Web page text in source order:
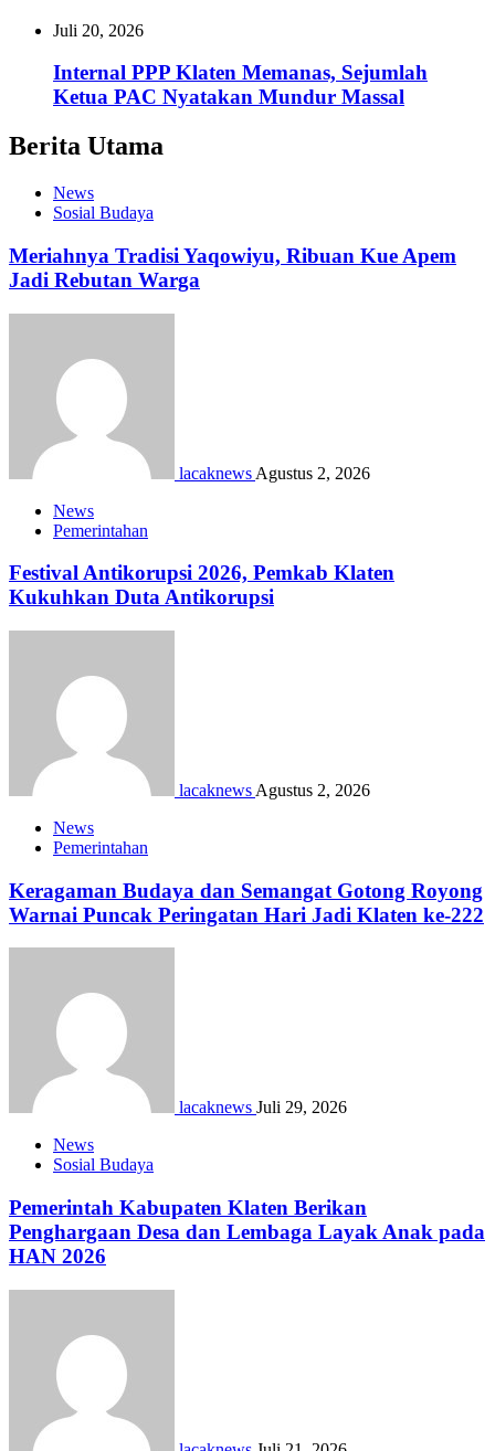
Juli 20, 2026
Internal PPP Klaten Memanas, Sejumlah
Ketua PAC Nyatakan Mundur Massal
Berita Utama
News
Sosial Budaya
Meriahnya Tradisi Yaqowiyu, Ribuan Kue Apem
Jadi Rebutan Warga
lacaknews Agustus 2, 2026
News
Pemerintahan
Festival Antikorupsi 2026, Pemkab Klaten
Kukuhkan Duta Antikorupsi
lacaknews Agustus 2, 2026
News
Pemerintahan
Keragaman Budaya dan Semangat Gotong Royong
Warnai Puncak Peringatan Hari Jadi Klaten ke-222
lacaknews Juli 29, 2026
News
Sosial Budaya
Pemerintah Kabupaten Klaten Berikan
Penghargaan Desa dan Lembaga Layak Anak pada
HAN 2026